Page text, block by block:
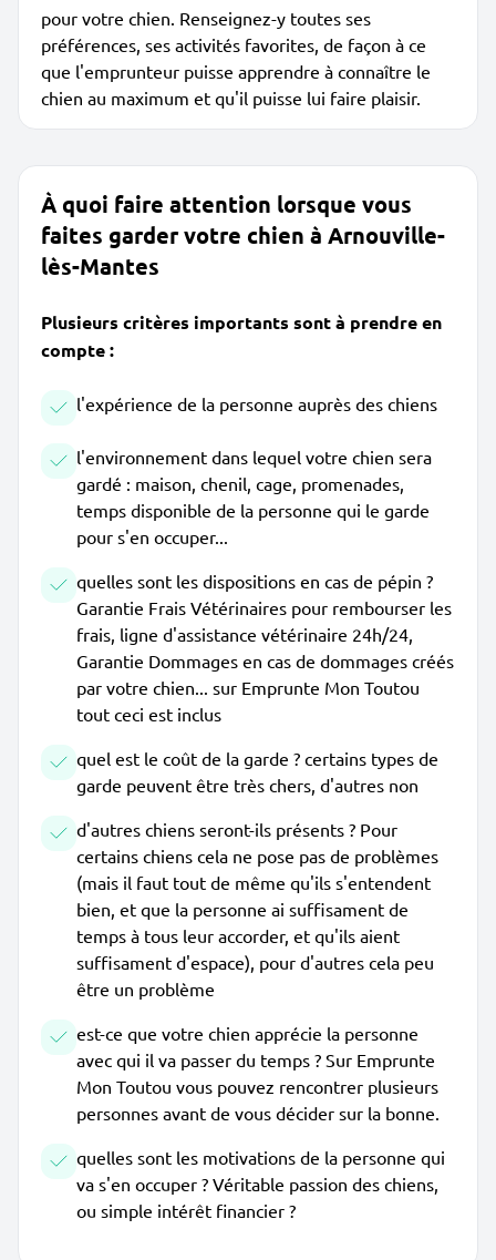
pour votre chien. Renseignez-y toutes ses
préférences, ses activités favorites, de façon à ce
que l'emprunteur puisse apprendre à connaître le
chien au maximum et qu'il puisse lui faire plaisir.
À quoi faire attention lorsque vous
faites garder votre chien à Arnouville-
lès-Mantes
Plusieurs critères importants sont à prendre en
compte :
l'expérience de la personne auprès des chiens
l'environnement dans lequel votre chien sera
gardé : maison, chenil, cage, promenades,
temps disponible de la personne qui le garde
pour s'en occuper...
quelles sont les dispositions en cas de pépin ?
Garantie Frais Vétérinaires pour rembourser les
frais, ligne d'assistance vétérinaire 24h/24,
Garantie Dommages en cas de dommages créés
par votre chien... sur Emprunte Mon Toutou
tout ceci est inclus
quel est le coût de la garde ? certains types de
garde peuvent être très chers, d'autres non
d'autres chiens seront-ils présents ? Pour
certains chiens cela ne pose pas de problèmes
(mais il faut tout de même qu'ils s'entendent
bien, et que la personne ai suffisament de
temps à tous leur accorder, et qu'ils aient
suffisament d'espace), pour d'autres cela peu
être un problème
est-ce que votre chien apprécie la personne
avec qui il va passer du temps ? Sur Emprunte
Mon Toutou vous pouvez rencontrer plusieurs
personnes avant de vous décider sur la bonne.
quelles sont les motivations de la personne qui
va s'en occuper ? Véritable passion des chiens,
ou simple intérêt financier ?